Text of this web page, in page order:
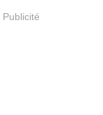
Publicité